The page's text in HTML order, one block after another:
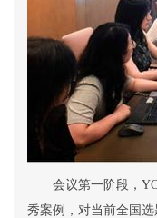
会议第一阶段 ，
秀案例，对当前全国